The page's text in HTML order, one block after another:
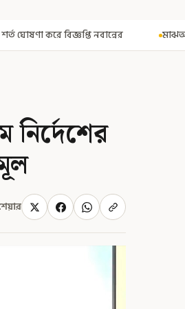
মাঝআকাশে আচমকা প্রবল ঝাঁকুনি!